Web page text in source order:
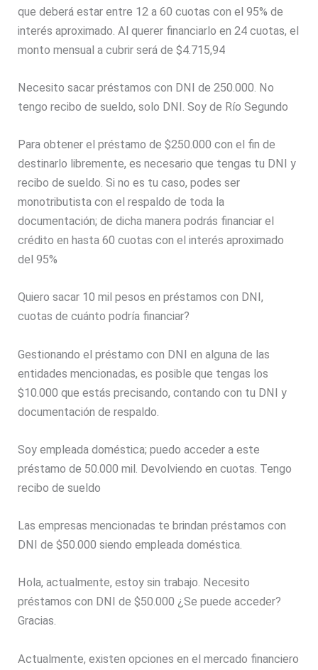
que deberá estar entre 12 a 60 cuotas con el 95% de
interés aproximado. Al querer financiarlo en 24 cuotas, el
monto mensual a cubrir será de $4.715,94
Necesito sacar préstamos con DNI de 250.000. No
tengo recibo de sueldo, solo DNI. Soy de Río Segundo
Para obtener el préstamo de $250.000 con el fin de
destinarlo libremente, es necesario que tengas tu DNI y
recibo de sueldo. Si no es tu caso, podes ser
monotributista con el respaldo de toda la
documentación; de dicha manera podrás financiar el
crédito en hasta 60 cuotas con el interés aproximado
del 95%
Quiero sacar 10 mil pesos en préstamos con DNI,
cuotas de cuánto podría financiar?
Gestionando el préstamo con DNI en alguna de las
entidades mencionadas, es posible que tengas los
$10.000 que estás precisando, contando con tu DNI y
documentación de respaldo.
Soy empleada doméstica; puedo acceder a este
préstamo de 50.000 mil. Devolviendo en cuotas. Tengo
recibo de sueldo
Las empresas mencionadas te brindan préstamos con
DNI de $50.000 siendo empleada doméstica.
Hola, actualmente, estoy sin trabajo. Necesito
préstamos con DNI de $50.000 ¿Se puede acceder?
Gracias.
Actualmente, existen opciones en el mercado financiero